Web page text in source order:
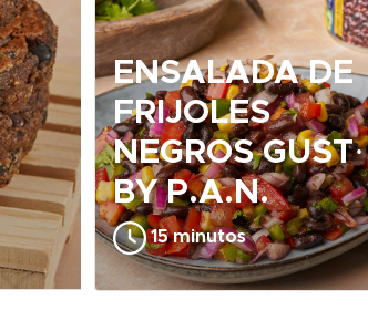
ENSALADA DE
FRIJOLES
NEGROS GUST·
BY P.A.N.
15 minutos